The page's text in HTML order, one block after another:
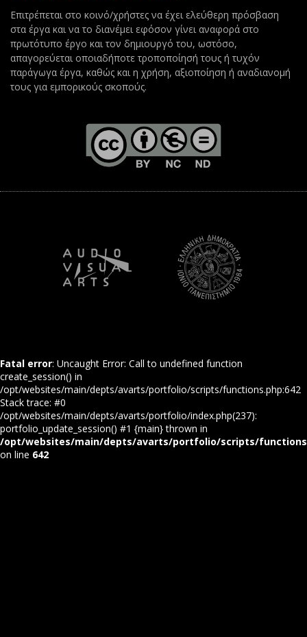
Επιτρέπεται στο κοινό/χρήστες να έχει ελεύθερη πρόσβαση
στα έργα και να το διανέμει εφόσον γίνει αναφορά στο
πρωτότυπο έργο και τον δημιουργό του, ωστόσο,
απαγορεύεται οποιαδήποτε τροποποίησή τους ή τυχόν
παράγωγα έργα, καθώς και η χρήση, αξιοποίηση ή αναδιανομή
τους για εμπορικούς σκοπούς.
Fatal error: Uncaught Error: Call to undefined function
create_session() in
/opt/websites/main/depts/avarts/portfolio/scripts/functions.php:642
Stack trace: #0
/opt/websites/main/depts/avarts/portfolio/index.php(237):
portfolio_update_session() #1 {main} thrown in
/opt/websites/main/depts/avarts/portfolio/scripts/
on line 642